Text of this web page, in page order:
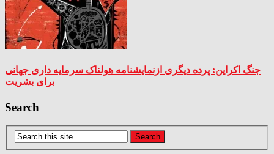
جنگ اکراين: پرده ديگرى ازنمايشنامه هولناک سرمايه دارى جهانى
براى بشريت
Search